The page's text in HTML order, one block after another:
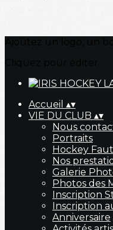
Accueil ▴▾
VIE DU CLUB ▴▾
Nous
Portraits
Hockey
Nos
Galerie
Photos des
Inscription
Inscription
Anniversaire